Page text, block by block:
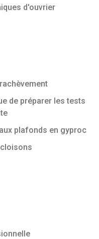
d'ouvrier
de préparer les tests
plafonds en gyproc